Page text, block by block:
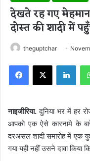
देखते रह गए
दोस्त की शादी में
theguptchar
नाइजीरिया. दुनिया भर में हर
आपको एक ऐसे कारनामे के
दरअसल शादी समारोह में एक
गया यही नहीं उसने दावा किया